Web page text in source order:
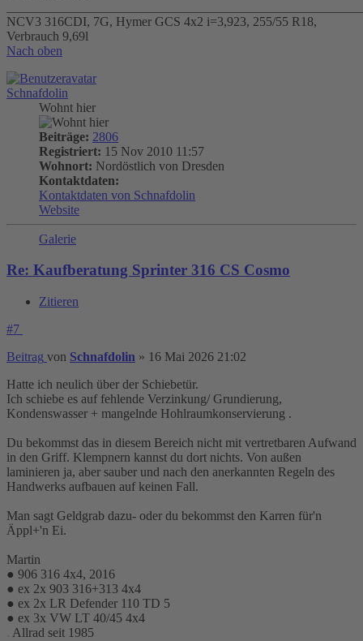
NCV3 316CDI, 7G, Hymer GCS 4x2 i=3,923, 255/55 R18,
Verbrauch 9,69l
Nach oben
Schnafdolin
Wohnt hier
Beiträge: 2806
Registriert: 15 Nov 2010 11:57
Wohnort: Nordöstlich von Dresden
Kontaktdaten:
Kontaktdaten von Schnafdolin
Website
Galerie
Re: Kaufberatung Sprinter 316 CS Cosmo
Zitieren
#7
Beitrag von Schnafdolin » 16 Mai 2026 21:02
Hatte ich neulich über der Schiebetür.
Ich schiebe es auf fehlende Verzinkung/ Grundierung,
Kondenswasser + mangelnde Hohlraumkonservierung .
Du bekommst das in diesem Bereich nicht mit vertretbaren Aufwand
in den Griff. Klempnern kannst du dort nichts. Von außen
laminieren ja, aber sauber und nach den anerkannten Regeln des
Handwerks aufbauen auf keinen Fall.
Man sagt Geldgrab dazu- oder du bekommst den Karren für'n
Äppl+'n Ei.
Martin
● 906 316 4x4, 2016
● ex 2x 903 316+313 4x4
● ex 2x LR Defender 110 TD 5
● ex 3x VW LT 40/45 4x4
. Allrad seit 1985